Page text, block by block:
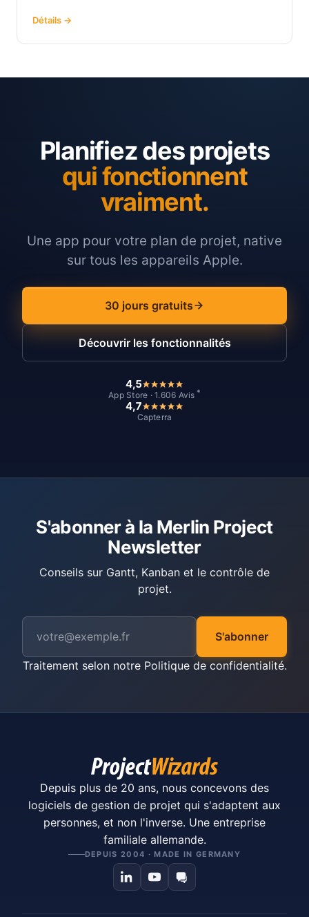
Détails →
Planifiez des projets
qui fonctionnent
vraiment.
Une app pour votre plan de projet, native
sur tous les appareils Apple.
30 jours gratuits
Découvrir les fonctionnalités
4,5
App Store · 1.606 Avis *
4,7
Capterra
S'abonner à la Merlin Project
Newsletter
Conseils sur Gantt, Kanban et le contrôle de
projet.
S'abonner
Traitement selon notre Politique de confidentialité.
Depuis plus de 20 ans, nous concevons des
logiciels de gestion de projet qui s'adaptent aux
personnes, et non l'inverse. Une entreprise
familiale allemande.
DEPUIS 2004 · MADE IN GERMANY